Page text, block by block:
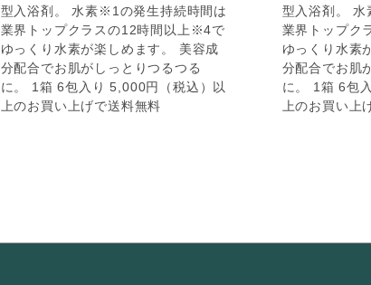
型入浴剤。 水素※1の発生持続時間は
業界トップクラスの12時間以上※4で
ゆっくり水素が楽しめます。 美容成
分配合でお肌がしっとりつるつる
に。 1箱 6包入り 5,000円（税込）以
上のお買い上げで送料無料
型入浴剤。
業界トップク
ゆっくり水素
分配合でお肌
に。 1箱 6包
上のお買い上